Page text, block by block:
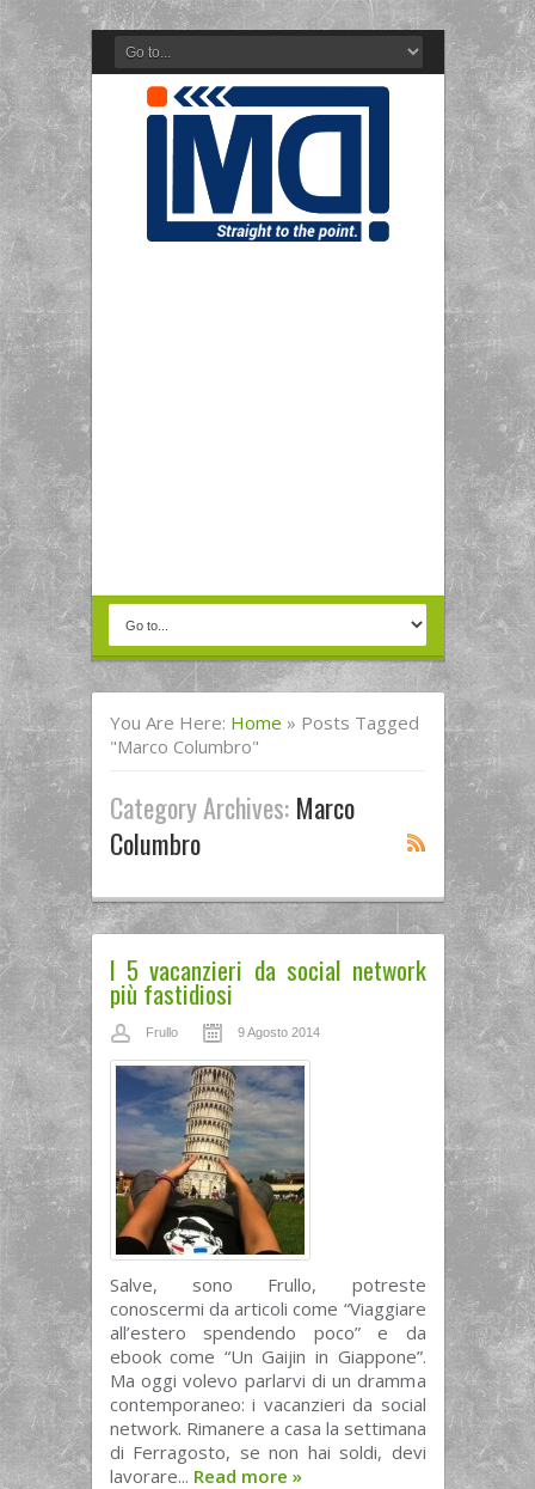
You Are Here: Home » Posts Tagged
"marco Columbro"
Category Archives: Marco
Columbro
I 5 vacanzieri da social network
più fastidiosi
Frullo 9 Agosto 2014
Salve, sono Frullo, potreste
conoscermi da articoli come “Viaggiare
all’estero spendendo poco” e da
ebook come “Un Gaijin in Giappone”.
Ma oggi volevo parlarvi di un dramma
contemporaneo: i vacanzieri da social
network. Rimanere a casa la settimana
di Ferragosto, se non hai soldi, devi
lavorare... Read more »